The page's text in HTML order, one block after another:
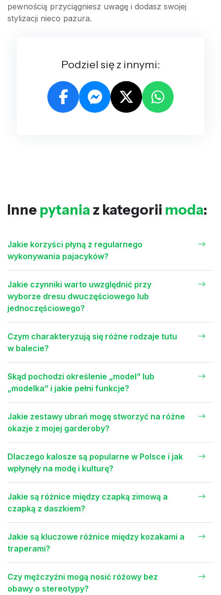
pewnością przyciągniesz uwagę i dodasz swojej
stylizacji nieco pazura.
Podziel się z innymi:
Inne pytania z kategorii moda:
Jakie korzyści płyną z regularnego
wykonywania pajacyków?
Jakie czynniki warto uwzględnić przy
wyborze dresu dwuczęściowego lub
jednoczęściowego?
Czym charakteryzują się różne rodzaje tutu
w balecie?
Skąd pochodzi określenie „model” lub
„modelka” i jakie pełni funkcje?
Jakie zestawy ubrań mogę stworzyć na różne
okazje z mojej garderoby?
Dlaczego kalosze są popularne w Polsce i jak
wpłynęły na modę i kulturę?
Jakie są różnice między czapką zimową a
czapką z daszkiem?
Jakie są kluczowe różnice między kozakami a
traperami?
Czy mężczyźni mogą nosić różowy bez
obawy o stereotypy?